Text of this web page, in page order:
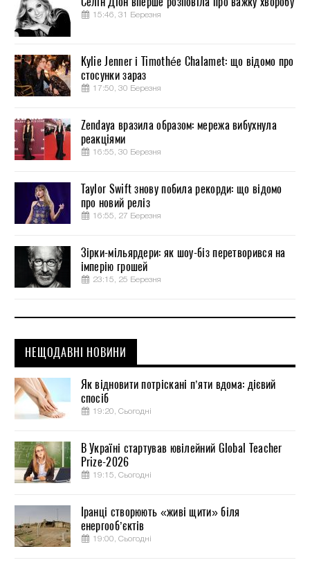
15:46, 31 Березня
Kylie Jenner і Timothée Chalamet: що відомо про
стосунки зараз
17:50, 30 Березня
Zendaya вразила образом: мережа вибухнула
реакціями
16:55, 30 Березня
Taylor Swift знову побила рекорди: що відомо
про новий реліз
16:55, 27 Березня
Зірки-мільярдери: як шоу-біз перетворився на
імперію грошей
23:15, 25 Березня
НЕЩОДАВНІ НОВИНИ
Як відновити потріскані п’яти вдома: дієвий
спосіб
19:20, Сьогодні
В Україні стартував ювілейний Global Teacher
Prize-2026
19:15, Сьогодні
Іранці створюють «живі щити» біля
енергооб’єктів
19:00, Сьогодні